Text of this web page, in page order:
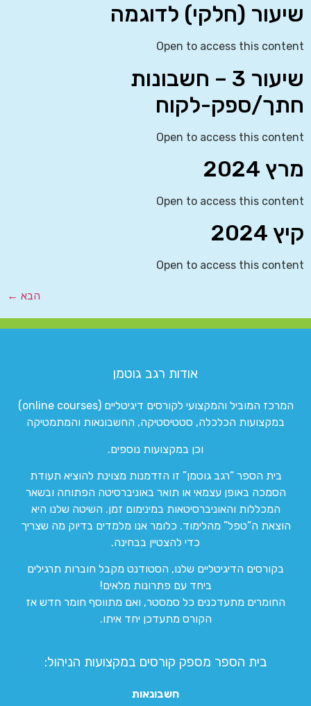
שיעור (חלקי) לדוגמה
Open to access this content
שיעור 3 – חשבונות
חתך/ספק-לקוח
Open to access this content
מרץ 2024
Open to access this content
קיץ 2024
Open to access this content
הבא ←
אודות רגב גוטמן
המרכז המוביל והמקצועי לקורסים דיגיטליים (online courses)
במקצועות הכלכלה, סטטיסטיקה, החשבונאות והמתמטיקה
וכן במקצועות נוספים.
בית הספר “רגב גוטמן” זו הזדמנות מצוינת להוציא תעודת
הסמכה באופן עצמאי או תואר באוניברסיטה הפתוחה ובשאר
המכללות והאוניברסיטאות במינימום זמן. השיטה שלנו היא
הוצאת ה”טפל” מהלימוד. כלומר אנו מלמדים בדיוק מה שצריך
כדי להצטיין בבחינה.
בקורסים הדיגיטליים שלנו, הסטודנט מקבל חוברות תרגילים
ביחד עם פתרונות מלאים!
החומרים מתעדכנים כל סמסטר, ואם מתווסף חומר חדש אז
הקורס מתעדכן יחד איתו.
בית הספר מספק קורסים במקצועות הניהול:
חשבונאות